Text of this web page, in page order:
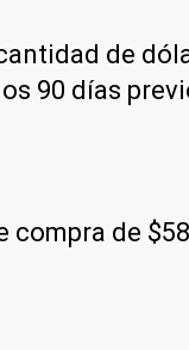
de
90 días
de